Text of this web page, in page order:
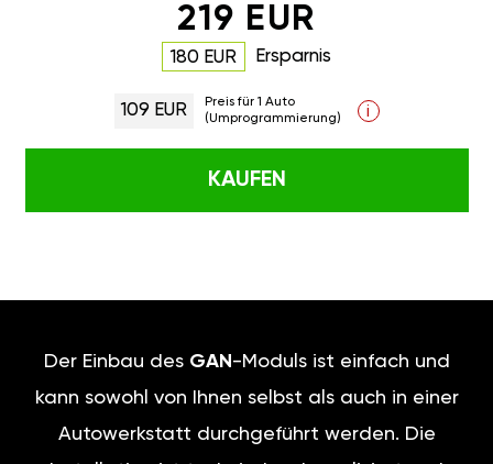
219 EUR
180 EUR Ersparnis
109 EUR
Preis für 1 Auto
(Umprogrammierung)
i
KAUFEN
Der Einbau des GAN -Moduls ist einfach und
kann sowohl von Ihnen selbst als auch in einer
Autowerkstatt durchgeführt werden. Die